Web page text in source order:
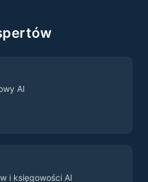
AI
i księgowości AI